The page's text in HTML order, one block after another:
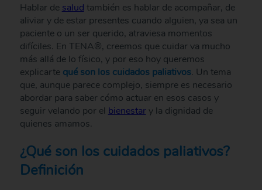
Hablar de salud también es hablar de acompañar, de
aliviar y de estar presentes cuando alguien, ya sea un
paciente o un ser querido, atraviesa momentos
difíciles. En TENA®, creemos que cuidar va mucho
más allá de lo físico, y por eso hoy queremos
explicarte qué son los cuidados paliativos. Un tema
que, aunque parece complejo, siempre es necesario
abordar para saber cómo actuar en esos casos y
seguir velando por el bienestary la dignidad de
quienes amamos.
¿Qué son los cuidados paliativos?
Definición